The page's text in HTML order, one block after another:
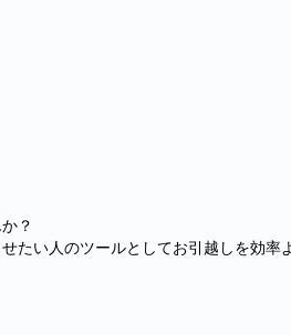
？
たい人のツールとしてお引越しを効率